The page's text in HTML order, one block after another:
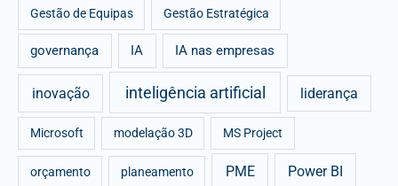
Gestão de Equipas Gestão Estratégica
governança IA IA nas empresas
inovação inteligência artificial liderança
Microsoft modelação 3D MS Project
orçamento planeamento PME Power BI